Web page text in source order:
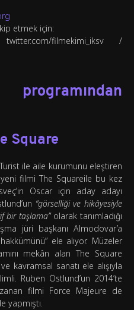
etmek için:
filmekimi_iksv /
Square
ile aile kurumunu eleştiren
filmi The Squareile bu kez
Oscar için aday adayı
“görselliği ve hikâyesiyle
bir taşlama”olarak tanımladığı
jüri başkanı Almodovar’a
ele alıyor. Müzeler
mekân alan The Square
kavramsal sanatı ele alışıyla
Ruben Östlund’un 2014’te
filmi Force Majeure de
yapmıştı.